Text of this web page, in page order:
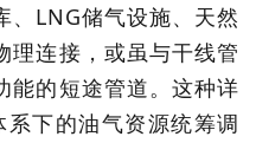
LNG储气设施、天然
理连接，或虽与干线管
能的短途管道。这种详
系下的油气资源统筹调